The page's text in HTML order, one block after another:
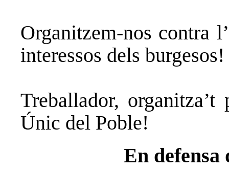
Organitzem-nos contra
interessos dels burgesos!
Treballador,
Únic del Poble!
En